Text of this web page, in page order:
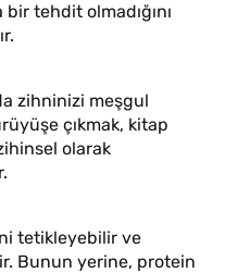
tehdit olmadığını
zihninizi meşgul
çıkmak, kitap
olarak
tetikleyebilir ve
Bunun yerine, protein